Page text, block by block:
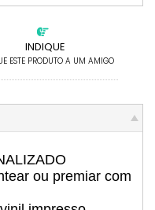
INDIQUE
ESTE PRODUTO A UM AMIGO
ou premiar com